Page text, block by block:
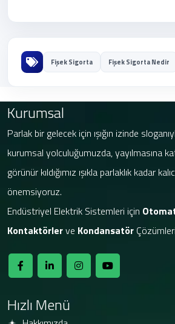
Fişek Sigorta Fişek Sigorta Nedir
Kurumsal
Parlak bir gelecek için ışığın izinde
kurumsal yolculuğumuzda, yayılmasına
görünür kıldığımız ışıkla parlaklık kadar
önemsiyoruz.
Endüstriyel Elektrik Sistemleri için
Kontaktörlerve Kondansatör
Hızlı Menü